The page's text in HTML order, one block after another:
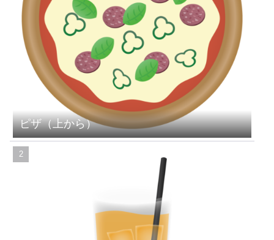
ピザ（上から）